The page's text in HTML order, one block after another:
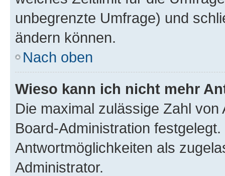
unbegrenzte Umfrage) und
ändern können.
Nach oben
Wieso kann ich nicht mehr
Die maximal zulässige Zahl
Board-Administration
Antwortmöglichkeiten als
Administrator.